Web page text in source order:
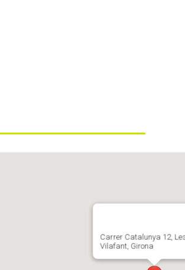
Carrer Catalunya 12,
Vilafant, Girona